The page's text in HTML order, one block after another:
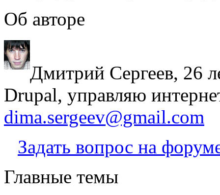
Об авторе
Дмитрий Сергеев, 26
Drupal, управляю
dima.sergeev@gmail.com
Задать вопрос на
Главные темы